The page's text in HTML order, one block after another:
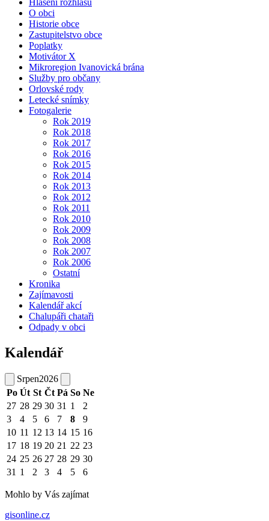
Hlášení rozhlasu
O obci
Historie obce
Zastupitelstvo obce
Poplatky
Motivátor X
Mikroregion Ivanovická brána
Služby pro občany
Orlovské rody
Letecké snímky
Fotogalerie
Rok 2019
Rok 2018
Rok 2017
Rok 2016
Rok 2015
Rok 2014
Rok 2013
Rok 2012
Rok 2011
Rok 2010
Rok 2009
Rok 2008
Rok 2007
Rok 2006
Ostatní
Kronika
Zajímavosti
Kalendář akcí
Chalupáři chataři
Odpady v obci
Kalendář
Srpen2026
Po Út St Čt Pá So Ne
27 28 29 30 31 1
2
3
4 5 6 7 8
9
10 11 12 13 14 15 16
17 18 19 20 21 22 23
24 25 26 27 28 29 30
31 1 2 3 4 5 6
Mohlo by Vás zajímat
gisonline.cz